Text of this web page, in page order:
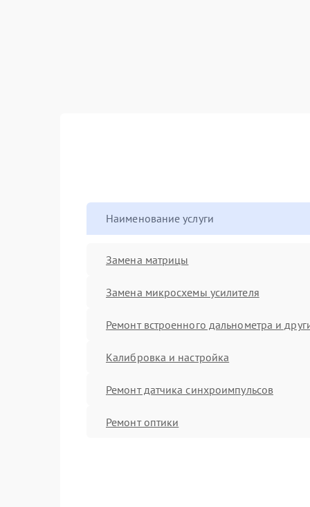
Наименование услуги
Замена матрицы
Замена микросхемы усилителя
Ремонт встроенного дальнометра и
Калибровка и настройка
Ремонт датчика синхроимпульсов
Ремонт оптики